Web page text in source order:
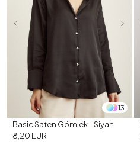
13
Basic Saten Gömlek - Siyah
8,20 EUR